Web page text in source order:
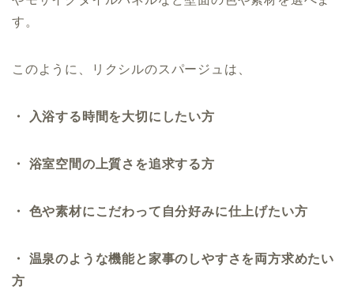
す。
このように、リクシルのスパージュは、
・ 入浴する時間を大切にしたい方
・ 浴室空間の上質さを追求する方
・ 色や素材にこだわって自分好みに仕上げたい方
・ 温泉のような機能と家事のしやすさを両方求めたい
方